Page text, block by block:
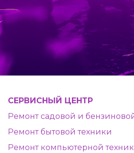
СЕРВИСНЫЙ ЦЕНТР
Ремонт садовой и
Ремонт бытовой техники
Ремонт компьютерной